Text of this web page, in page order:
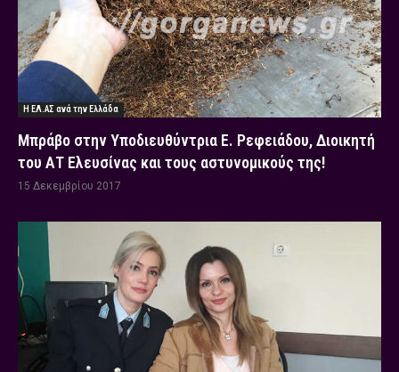
Η ΕΛ.ΑΣ ανά την Ελλάδα
Μπράβο στην Υποδιευθύντρια Ε. Ρεφειάδου, Διοικητή
του ΑΤ Ελευσίνας και τους αστυνομικούς της!
15 Δεκεμβρίου 2017